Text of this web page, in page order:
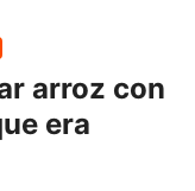
arroz con
era